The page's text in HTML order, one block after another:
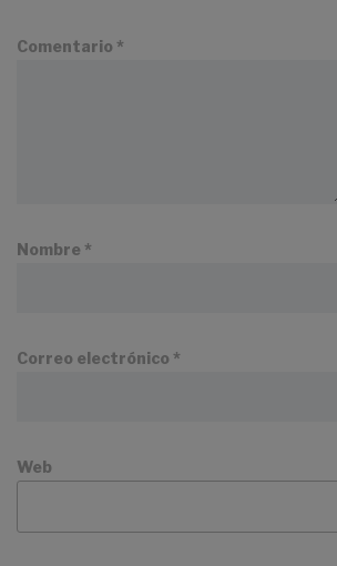
Comentario *
Nombre *
Correo electrónico *
Web